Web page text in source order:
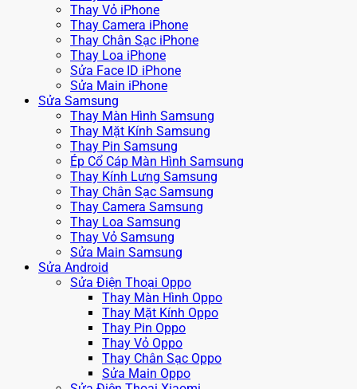
Thay Vỏ iPhone
Thay Camera iPhone
Thay Chân Sạc iPhone
Thay Loa iPhone
Sửa Face ID iPhone
Sửa Main iPhone
Sửa Samsung
Thay Màn Hình Samsung
Thay Mặt Kính Samsung
Thay Pin Samsung
Ép Cổ Cáp Màn Hình Samsung
Thay Kính Lưng Samsung
Thay Chân Sạc Samsung
Thay Camera Samsung
Thay Loa Samsung
Thay Vỏ Samsung
Sửa Main Samsung
Sửa Android
Sửa Điện Thoại Oppo
Thay Màn Hình Oppo
Thay Mặt Kính Oppo
Thay Pin Oppo
Thay Vỏ Oppo
Thay Chân Sạc Oppo
Sửa Main Oppo